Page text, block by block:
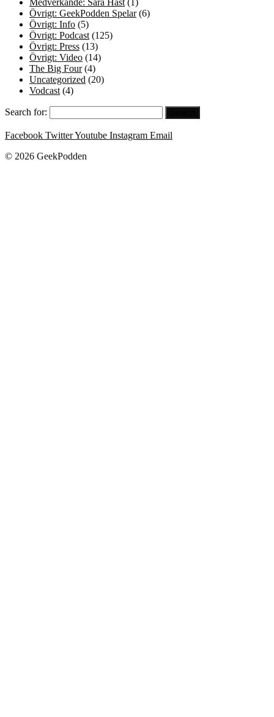
Medverkande: Sara Hast (1)
Övrigt: GeekPodden Spelar(6)
Övrigt: Info (5)
Övrigt: Podcast (125)
Övrigt: Press (13)
Övrigt: Video (14)
The Big Four(4)
Uncategorized (20)
Vodcast (4)
Search for:
Facebook TwitterYoutube Instagram Email
© 2026 GeekPodden